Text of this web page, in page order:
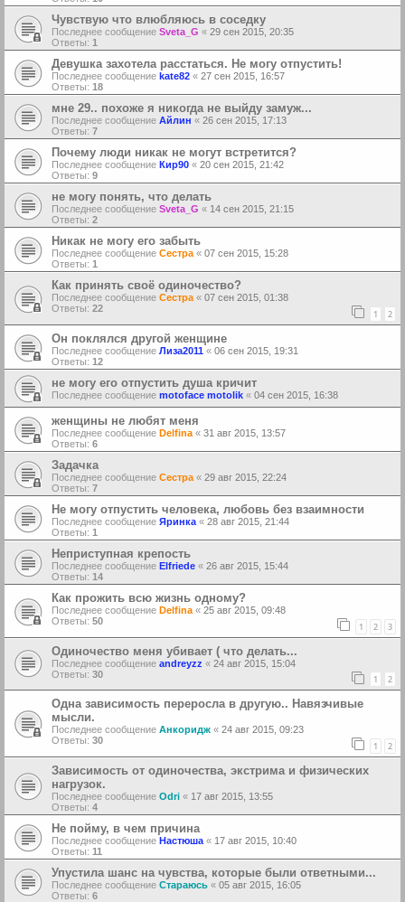
Чувствую что влюбляюсь в соседку
Последнее сообщение Sveta_G « 29 сен 2015, 20:35
Ответы: 1
Девушка захотела расстаться. Не могу отпустить!
Последнее сообщение kate82 « 27 сен 2015, 16:57
Ответы: 18
мне 29.. похоже я никогда не выйду замуж...
Последнее сообщение Айлин « 26 сен 2015, 17:13
Ответы: 7
Почему люди никак не могут встретится?
Последнее сообщение Кир90 « 20 сен 2015, 21:42
Ответы: 9
не могу понять, что делать
Последнее сообщение Sveta_G « 14 сен 2015, 21:15
Ответы: 2
Никак не могу его забыть
Последнее сообщение Сестра « 07 сен 2015, 15:28
Ответы: 1
Как принять своё одиночество?
Последнее сообщение Сестра « 07 сен 2015, 01:38
Ответы: 22 1 2
Он поклялся другой женщине
Последнее сообщение Лиза2011 « 06 сен 2015, 19:31
Ответы: 12
не могу его отпустить душа кричит
Последнее сообщение motoface motolik « 04 сен 2015, 16:38
женщины не любят меня
Последнее сообщение Delfina « 31 авг 2015, 13:57
Ответы: 6
Задачка
Последнее сообщение Сестра « 29 авг 2015, 22:24
Ответы: 7
Не могу отпустить человека, любовь без взаимности
Последнее сообщение Яринка « 28 авг 2015, 21:44
Ответы: 1
Неприступная крепость
Последнее сообщение Elfriede « 26 авг 2015, 15:44
Ответы: 14
Как прожить всю жизнь одному?
Последнее сообщение Delfina « 25 авг 2015, 09:48
Ответы: 50 1 2 3
Одиночество меня убивает ( что делать...
Последнее сообщение andreyzz « 24 авг 2015, 15:04
Ответы: 30 1 2
Одна зависимость переросла в другую.. Навязчивые
мысли.
Последнее сообщение Анкоридж « 24 авг 2015, 09:23
Ответы: 30 1 2
Зависимость от одиночества, экстрима и физических
нагрузок.
Последнее сообщение Odri « 17 авг 2015, 13:55
Ответы: 4
Не пойму, в чем причина
Последнее сообщение Настюша « 17 авг 2015, 10:40
Ответы: 11
Упустила шанс на чувства, которые были ответными...
Последнее сообщение Стараюсь « 05 авг 2015, 16:05
Ответы: 6